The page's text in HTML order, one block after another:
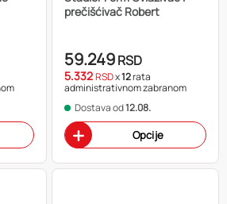
prečišćivač Robert
59.249RSD
5.332RSDx12rata
administrativnom zabranom
Dostava od12.08.
Opcije